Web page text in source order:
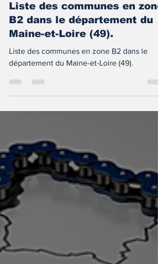
Liste des communes en zone
B2 dans le département du
Maine-et-Loire (49).
Liste des communes en zone B2 dans le
département du Maine-et-Loire (49).